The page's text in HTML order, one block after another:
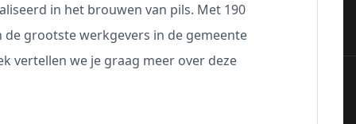
in het brouwen van pils. Met 190
grootste werkgevers in de gemeente
vertellen we je graag meer over deze